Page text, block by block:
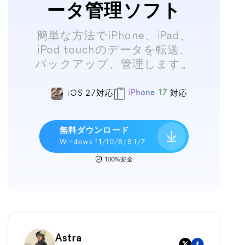
ータ管理ソフト
簡単な方法でiPhone、iPad、
iPod touchのデータを転送、
バックアップ、管理します。
iOS 27対応 iPhone 17 対応
無料ダウンロード
Windows 11/10/8/8.1/7
100%安全
Astra